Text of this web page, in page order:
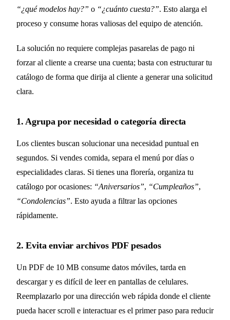
“¿qué modelos hay?” o “¿cuánto cuesta?”. Esto alarga el
proceso y consume horas valiosas del equipo de atención.
La solución no requiere complejas pasarelas de pago ni
forzar al cliente a crearse una cuenta; basta con estructurar tu
catálogo de forma que dirija al cliente a generar una solicitud
clara.
1. Agrupa por necesidad o categoría directa
Los clientes buscan solucionar una necesidad puntual en
segundos. Si vendes comida, separa el menú por días o
especialidades claras. Si tienes una florería, organiza tu
catálogo por ocasiones: “Aniversarios”, “Cumpleaños”,
“Condolencias”. Esto ayuda a filtrar las opciones
rápidamente.
2. Evita enviar archivos PDF pesados
Un PDF de 10 MB consume datos móviles, tarda en
descargar y es difícil de leer en pantallas de celulares.
Reemplazarlo por una dirección web rápida donde el cliente
pueda hacer scroll e interactuar es el primer paso para reducir